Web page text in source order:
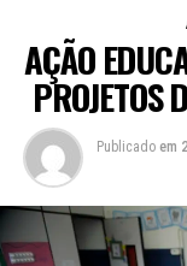
AÇÃO
PROJETOS
Publicado em